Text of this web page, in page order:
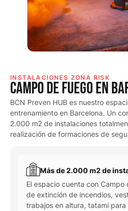
INSTALACIONES ZONA RISK
Campo de fuego en
BCN Preven HUB es nuestro
entrenamiento en Barcelona. Un
2.000 m2 de instalaciones
realización de formaciones de
Más de 2.000 m2 de
El espacio cuenta con
de extinción de incendios,
trabajos en altura, tatami para